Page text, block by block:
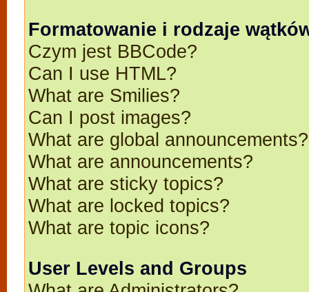
Formatowanie i rodzaje
Czym jest BBCode?
Can I use HTML?
What are Smilies?
Can I post images?
What are global announcements?
What are announcements?
What are sticky topics?
What are locked topics?
What are topic icons?
User Levels and Groups